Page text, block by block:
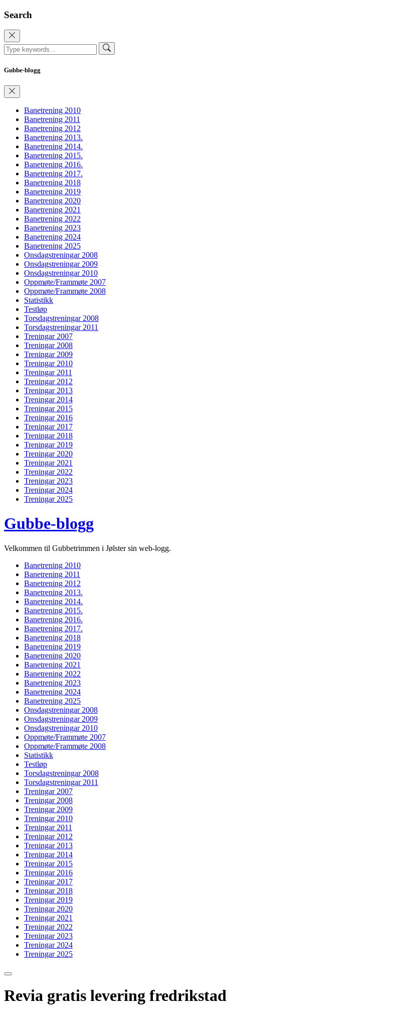
Search
Gubbe-blogg
Banetrening 2010
Banetrening 2011
Banetrening 2012
Banetrening 2013.
Banetrening 2014.
Banetrening 2015.
Banetrening 2016.
Banetrening 2017.
Banetrening 2018
Banetrening 2019
Banetrening 2020
Banetrening 2021
Banetrening 2022
Banetrening 2023
Banetrening 2024
Banetrening 2025
Onsdagstreningar 2008
Onsdagstreningar 2009
Onsdagstreningar 2010
Oppmøte/Frammøte 2007
Oppmøte/Frammøte 2008
Statistikk
Testløp
Torsdagstreningar 2008
Torsdagstreningar 2011
Treningar 2007
Treningar 2008
Treningar 2009
Treningar 2010
Treningar 2011
Treningar 2012
Treningar 2013
Treningar 2014
Treningar 2015
Treningar 2016
Treningar 2017
Treningar 2018
Treningar 2019
Treningar 2020
Treningar 2021
Treningar 2022
Treningar 2023
Treningar 2024
Treningar 2025
Gubbe-blogg
Velkommen til Gubbetrimmen i Jølster sin web-logg.
Banetrening 2010
Banetrening 2011
Banetrening 2012
Banetrening 2013.
Banetrening 2014.
Banetrening 2015.
Banetrening 2016.
Banetrening 2017.
Banetrening 2018
Banetrening 2019
Banetrening 2020
Banetrening 2021
Banetrening 2022
Banetrening 2023
Banetrening 2024
Banetrening 2025
Onsdagstreningar 2008
Onsdagstreningar 2009
Onsdagstreningar 2010
Oppmøte/Frammøte 2007
Oppmøte/Frammøte 2008
Statistikk
Testløp
Torsdagstreningar 2008
Torsdagstreningar 2011
Treningar 2007
Treningar 2008
Treningar 2009
Treningar 2010
Treningar 2011
Treningar 2012
Treningar 2013
Treningar 2014
Treningar 2015
Treningar 2016
Treningar 2017
Treningar 2018
Treningar 2019
Treningar 2020
Treningar 2021
Treningar 2022
Treningar 2023
Treningar 2024
Treningar 2025
Revia gratis levering fredrikstad